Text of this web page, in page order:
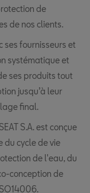
de
de nos clients.
ses fournisseurs et
systématique et
ses produits tout
jusqu’à leur
final.
S.A. est conçue
du cycle de vie
de l'eau, du
conception de